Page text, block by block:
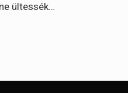
ültessék…